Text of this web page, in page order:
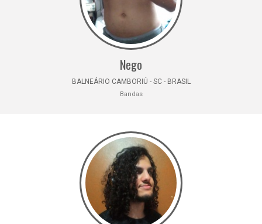
Nego
BALNEÁRIO CAMBORIÚ - SC - BRASIL
Bandas